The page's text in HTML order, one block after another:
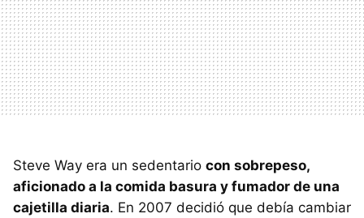
Steve Way era un sedentario con sobrepeso,
aficionado a la comida basura y fumador de una
cajetilla diaria. En 2007 decidió que debía cambiar